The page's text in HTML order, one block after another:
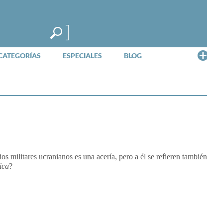
ESPECIALES BLOG
militares ucranianos es una acería, pero a él se refieren también
?